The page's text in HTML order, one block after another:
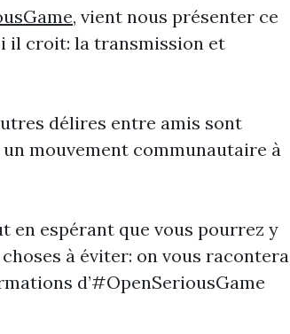
, vient nous présenter ce
il croit: la transmission et
délires entre amis sont
mouvement communautaire à
en espérant que vous pourrez y
à éviter: on vous racontera
d’#OpenSeriousGame